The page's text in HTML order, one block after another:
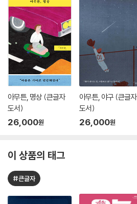
아무튼, 명상 (큰글자
도서)
26,000원
아무튼, 야구 (큰글자
도서)
26,000원
이 상품의 태그
#큰글자